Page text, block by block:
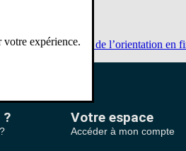
2026 : Point suivi de l’orientation en
? Votre espace
Accéder à mon compte
votre expérience.